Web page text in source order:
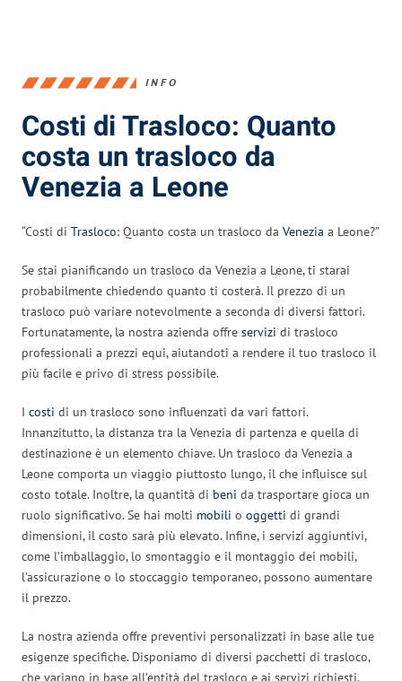
INFO
Costi di Trasloco: Quanto
costa un trasloco da
Venezia a Leone
“Costi di Trasloco: Quanto costa un trasloco da Venezia a Leone?”
Se stai pianificando un trasloco da Venezia a Leone, ti starai
probabilmente chiedendo quanto ti costerà. Il prezzo di un
trasloco può variare notevolmente a seconda di diversi fattori.
Fortunatamente, la nostra azienda offre servizi di trasloco
professionali a prezzi equi, aiutandoti a rendere il tuo trasloco il
più facile e privo di stress possibile.
I costi di un trasloco sono influenzati da vari fattori.
Innanzitutto, la distanza tra la Venezia di partenza e quella di
destinazione è un elemento chiave. Un trasloco da Venezia a
Leone comporta un viaggio piuttosto lungo, il che influisce sul
costo totale. Inoltre, la quantità di beni da trasportare gioca un
ruolo significativo. Se hai molti mobili o oggetti di grandi
dimensioni, il costo sarà più elevato. Infine, i servizi aggiuntivi,
come l’imballaggio, lo smontaggio e il montaggio dei mobili,
l’assicurazione o lo stoccaggio temporaneo, possono aumentare
il prezzo.
La nostra azienda offre preventivi personalizzati in base alle tue
esigenze specifiche. Disponiamo di diversi pacchetti di trasloco,
che variano in base all’entità del trasloco e ai servizi richiesti.